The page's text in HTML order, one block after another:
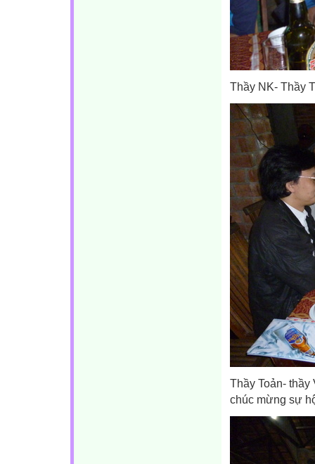
Thầy NK- Thầy
Thầy Toản- thầy
chúc mừng sự